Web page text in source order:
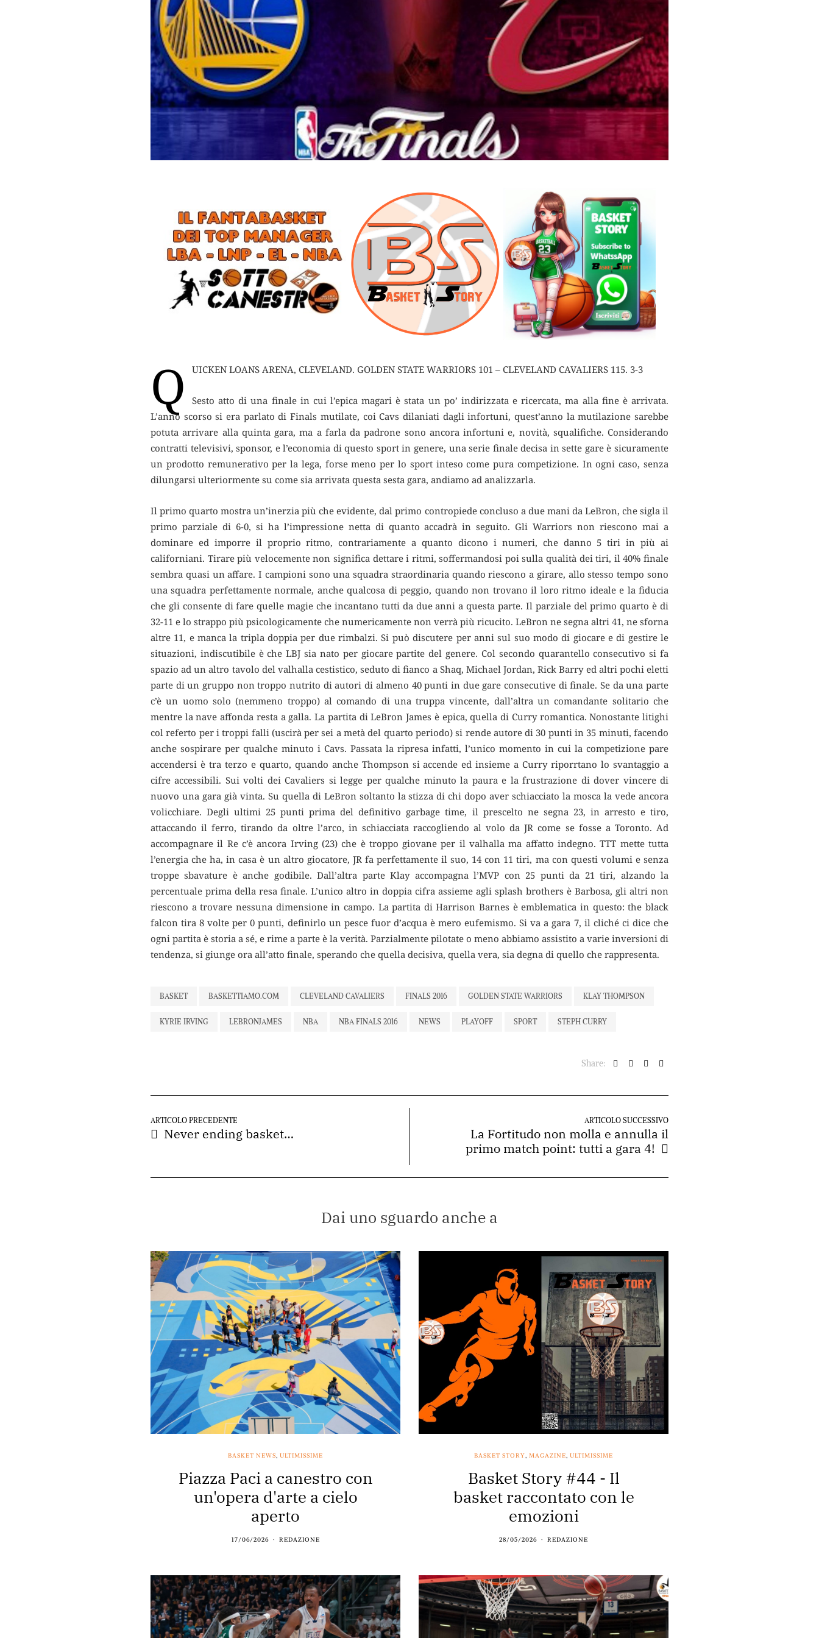
Q UICKEN LOANS ARENA, CLEVELAND. GOLDEN STATE WARRIORS 101 – CLEVELAND CAVALIERS 115. 3-3
Sesto atto di una finale in cui l’epica magari è stata un po’ indirizzata e ricercata, ma alla fine è arrivata.
L’anno scorso si era parlato di Finals mutilate, coi Cavs dilaniati dagli infortuni, quest’anno la mutilazione sarebbe
potuta arrivare alla quinta gara, ma a farla da padrone sono ancora infortuni e, novità, squalifiche. Considerando
contratti televisivi, sponsor, e l’economia di questo sport in genere, una serie finale decisa in sette gare è sicuramente
un prodotto remunerativo per la lega, forse meno per lo sport inteso come pura competizione. In ogni caso, senza
dilungarsi ulteriormente su come sia arrivata questa sesta gara, andiamo ad analizzarla.
Il primo quarto mostra un’inerzia più che evidente, dal primo contropiede concluso a due mani da LeBron, che sigla il
primo parziale di 6-0, si ha l’impressione netta di quanto accadrà in seguito. Gli Warriors non riescono mai a
dominare ed imporre il proprio ritmo, contrariamente a quanto dicono i numeri, che danno 5 tiri in più ai
californiani. Tirare più velocemente non significa dettare i ritmi, soffermandosi poi sulla qualità dei tiri, il 40% finale
sembra quasi un affare. I campioni sono una squadra straordinaria quando riescono a girare, allo stesso tempo sono
una squadra perfettamente normale, anche qualcosa di peggio, quando non trovano il loro ritmo ideale e la fiducia
che gli consente di fare quelle magie che incantano tutti da due anni a questa parte. Il parziale del primo quarto è di
32-11 e lo strappo più psicologicamente che numericamente non verrà più ricucito. LeBron ne segna altri 41, ne sforna
altre 11, e manca la tripla doppia per due rimbalzi. Si può discutere per anni sul suo modo di giocare e di gestire le
situazioni, indiscutibile è che LBJ sia nato per giocare partite del genere. Col secondo quarantello consecutivo si fa
spazio ad un altro tavolo del valhalla cestistico, seduto di fianco a Shaq, Michael Jordan, Rick Barry ed altri pochi eletti
parte di un gruppo non troppo nutrito di autori di almeno 40 punti in due gare consecutive di finale. Se da una parte
c’è un uomo solo (nemmeno troppo) al comando di una truppa vincente, dall’altra un comandante solitario che
mentre la nave affonda resta a galla. La partita di LeBron James è epica, quella di Curry romantica. Nonostante litighi
col referto per i troppi falli (uscirà per sei a metà del quarto periodo) si rende autore di 30 punti in 35 minuti, facendo
anche sospirare per qualche minuto i Cavs. Passata la ripresa infatti, l’unico momento in cui la competizione pare
accendersi è tra terzo e quarto, quando anche Thompson si accende ed insieme a Curry riporrtano lo svantaggio a
cifre accessibili. Sui volti dei Cavaliers si legge per qualche minuto la paura e la frustrazione di dover vincere di
nuovo una gara già vinta. Su quella di LeBron soltanto la stizza di chi dopo aver schiacciato la mosca la vede ancora
volicchiare. Degli ultimi 25 punti prima del definitivo garbage time, il prescelto ne segna 23, in arresto e tiro,
attaccando il ferro, tirando da oltre l’arco, in schiacciata raccogliendo al volo da JR come se fosse a Toronto. Ad
accompagnare il Re c’è ancora Irving (23) che è troppo giovane per il valhalla ma affatto indegno. TTT mette tutta
l’energia che ha, in casa è un altro giocatore, JR fa perfettamente il suo, 14 con 11 tiri, ma con questi volumi e senza
troppe sbavature è anche godibile. Dall’altra parte Klay accompagna l’MVP con 25 punti da 21 tiri, alzando la
percentuale prima della resa finale. L’unico altro in doppia cifra assieme agli splash brothers è Barbosa, gli altri non
riescono a trovare nessuna dimensione in campo. La partita di Harrison Barnes è emblematica in questo: the black
falcon tira 8 volte per 0 punti, definirlo un pesce fuor d’acqua è mero eufemismo. Si va a gara 7, il cliché ci dice che
ogni partita è storia a sé, e rime a parte è la verità. Parzialmente pilotate o meno abbiamo assistito a varie inversioni di
tendenza, si giunge ora all’atto finale, sperando che quella decisiva, quella vera, sia degna di quello che rappresenta.
BASKET BASKETTIAMO.COM CLEVELAND CAVALIERS FINALS 2016 GOLDEN STATE WARRIORS KLAY THOMPSON
KYRIE IRVING LEBRONJAMES NBA NBA FINALS 2016 NEWS PLAYOFF SPORT STEPH CURRY
Share:
ARTICOLO PRECEDENTE
Never ending basket…
ARTICOLO SUCCESSIVO
La Fortitudo non molla e annulla il
primo match point: tutti a gara 4!
Dai uno sguardo anche a
BASKET NEWS, ULTIMISSIME
Piazza Paci a canestro con
un'opera d'arte a cielo
aperto
17/06/2026 REDAZIONE
BASKET STORY, MAGAZINE, ULTIMISSIME
Basket Story #44 - Il
basket raccontato con le
emozioni
28/05/2026 REDAZIONE